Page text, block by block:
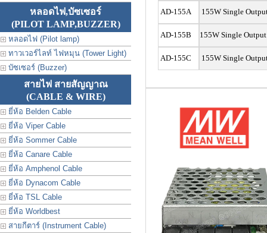
หลอดไฟ,บัซเซอร์
(PILOT LAMP,BUZZER)
หลอดไฟ (Pilot lamp)
ทาวเวอร์ไลท์ ไฟหมุน (Tower Light)
บัซเซอร์ (Buzzer)
สายไฟ สายสัญญาณ
(CABLE & WIRE)
ยี่ห้อ Belden Cable
ยี่ห้อ Viper Cable
ยี่ห้อ Sommer Cable
ยี่ห้อ Canare Cable
ยี่ห้อ Amphenol Cable
ยี่ห้อ Dynacom Cable
ยี่ห้อ TSL Cable
ยี่ห้อ Worldbest
สายกีตาร์ (Instrument Cable)
AD-155A 155W Single
AD-155B 155W Single
AD-155C 155W Single